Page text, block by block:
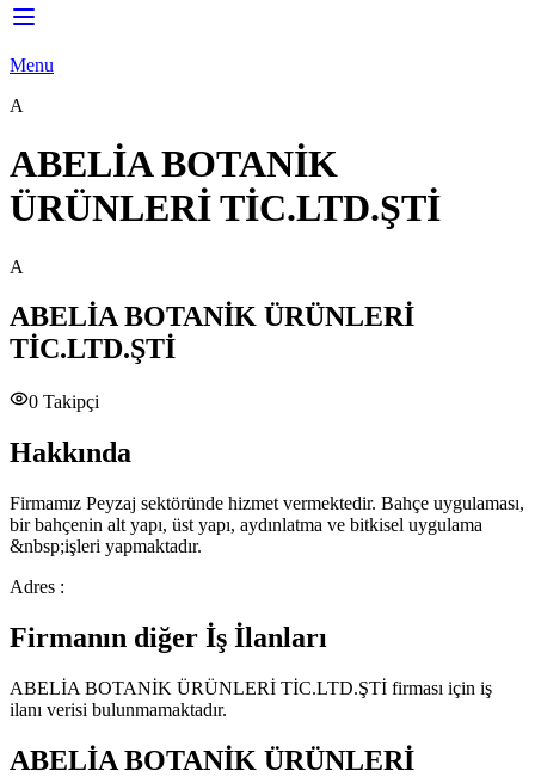
Menu
A
ABELİA BOTANİK
ÜRÜNLERİ TİC.LTD.ŞTİ
A
ABELİA BOTANİK ÜRÜNLERİ
TİC.LTD.ŞTİ
0 Takipçi
Hakkında
Firmamız Peyzaj sektöründe hizmet vermektedir. Bahçe uygulaması,
bir bahçenin alt yapı, üst yapı, aydınlatma ve bitkisel uygulama
&nbsp;işleri yapmaktadır.
Adres :
Firmanın diğer İş İlanları
ABELİA BOTANİK ÜRÜNLERİ TİC.LTD.ŞTİ firması için iş
ilanı verisi bulunmamaktadır.
ABELİA BOTANİK ÜRÜNLERİ